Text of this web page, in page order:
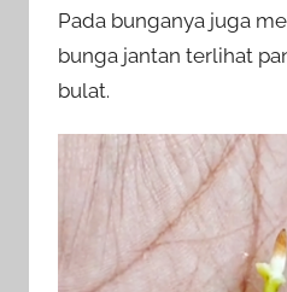
Pada bunganya juga
bunga jantan terlihat
bulat.